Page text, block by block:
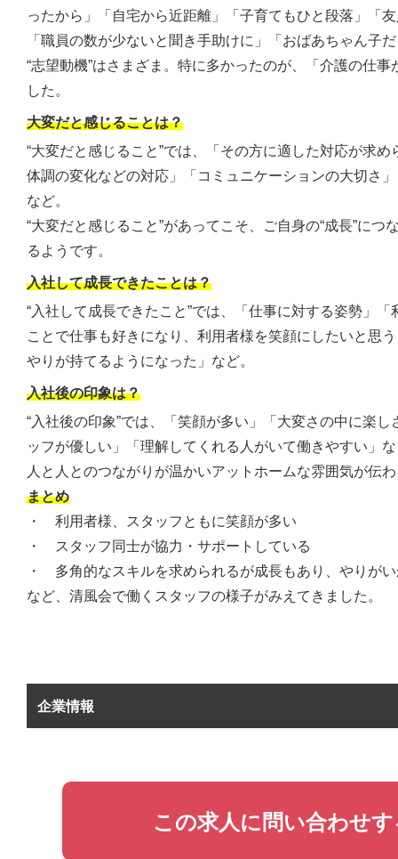
ったから」「自宅から近距離」「子育てもひと段落」「
「職員の数が少ないと聞き手助けに」「おばあちゃん子
“志望動機”はさまざま。特に多かったのが、「介護の仕
した。
大変だと感じることは？
“大変だと感じること”では、「その方に適した対応が求
体調の変化などの対応」「コミュニケーションの大切さ
など。
“大変だと感じること”があってこそ、ご自身の“成長”につ
るようです。
入社して成長できたことは？
“入社して成長できたこと”では、「仕事に対する姿勢」
ことで仕事も好きになり、利用者様を笑顔にしたいと思
やりが持てるようになった」など。
入社後の印象は？
“入社後の印象”では、「笑顔が多い」「大変さの中に楽
ッフが優しい」「理解してくれる人がいて働きやすい」
人と人とのつながりが温かいアットホームな雰囲気が伝
まとめ
・ 利用者様、スタッフともに笑顔が多い
・ スタッフ同士が協力・サポートしている
・ 多角的なスキルを求められるが成長もあり、やりが
など、清風会で働くスタッフの様子がみえてきました。
企業情報
この求人に問い合わせ